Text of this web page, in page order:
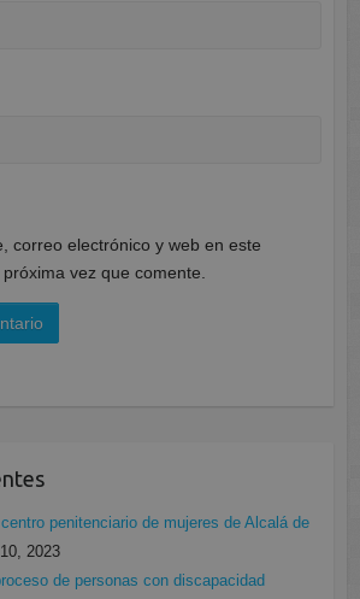
correo electrónico y web en este
vez que comente.
penitenciario de mujeres de Alcalá de
2023
de personas con discapacidad